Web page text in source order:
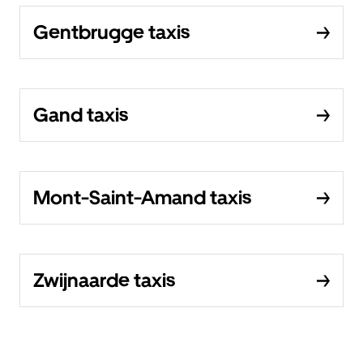
Gentbrugge taxis
Gand taxis
Mont-Saint-Amand taxis
Zwijnaarde taxis